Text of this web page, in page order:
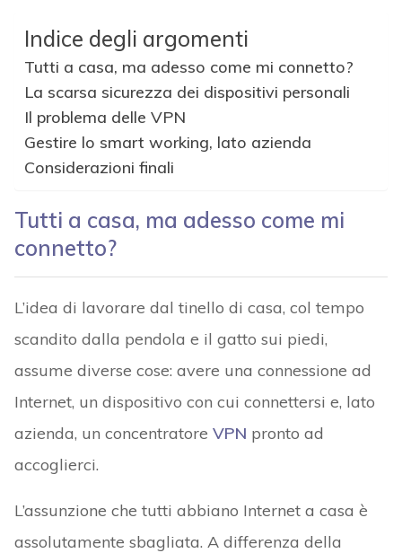
Indice degli argomenti
Tutti a casa, ma adesso come mi connetto?
La scarsa sicurezza dei dispositivi personali
Il problema delle VPN
Gestire lo smart working, lato azienda
Considerazioni finali
Tutti a casa, ma adesso come mi
connetto?
L’idea di lavorare dal tinello di casa, col tempo
scandito dalla pendola e il gatto sui piedi,
assume diverse cose: avere una connessione ad
Internet, un dispositivo con cui connettersi e, lato
azienda, un concentratore VPN pronto ad
accoglierci.
L’assunzione che tutti abbiano Internet a casa è
assolutamente sbagliata. A differenza della